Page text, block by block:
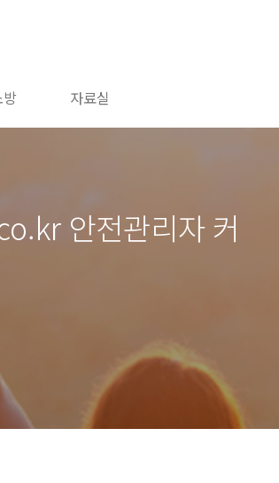
자료실
안전관리자 커